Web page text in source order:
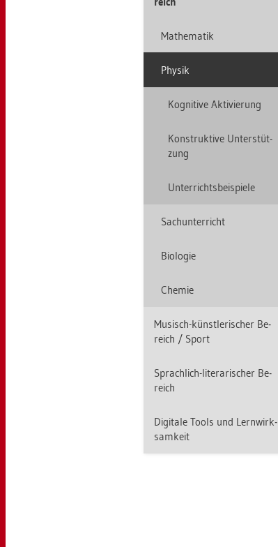
Ma­the­ma­tik
Phy­sik
Ko­gni­ti­ve Ak­ti­vie­rung
Kon­struk­ti­ve Un­ter­stüt­
zung
Un­ter­richts­bei­spie­le
Sach­un­ter­richt
Bio­lo­gie
Che­mie
Mu­sisch-künst­le­ri­scher Be­
reich / Sport
Sprach­lich-li­te­ra­ri­scher Be­
reich
Di­gi­ta­le Tools und Lern­wirk­
sam­keit